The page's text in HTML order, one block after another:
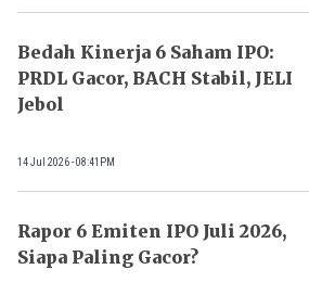
Bedah Kinerja 6 Saham IPO:
PRDL Gacor, BACH Stabil, JELI
Jebol
14 Jul 2026 - 08:41PM
Rapor 6 Emiten IPO Juli 2026,
Siapa Paling Gacor?